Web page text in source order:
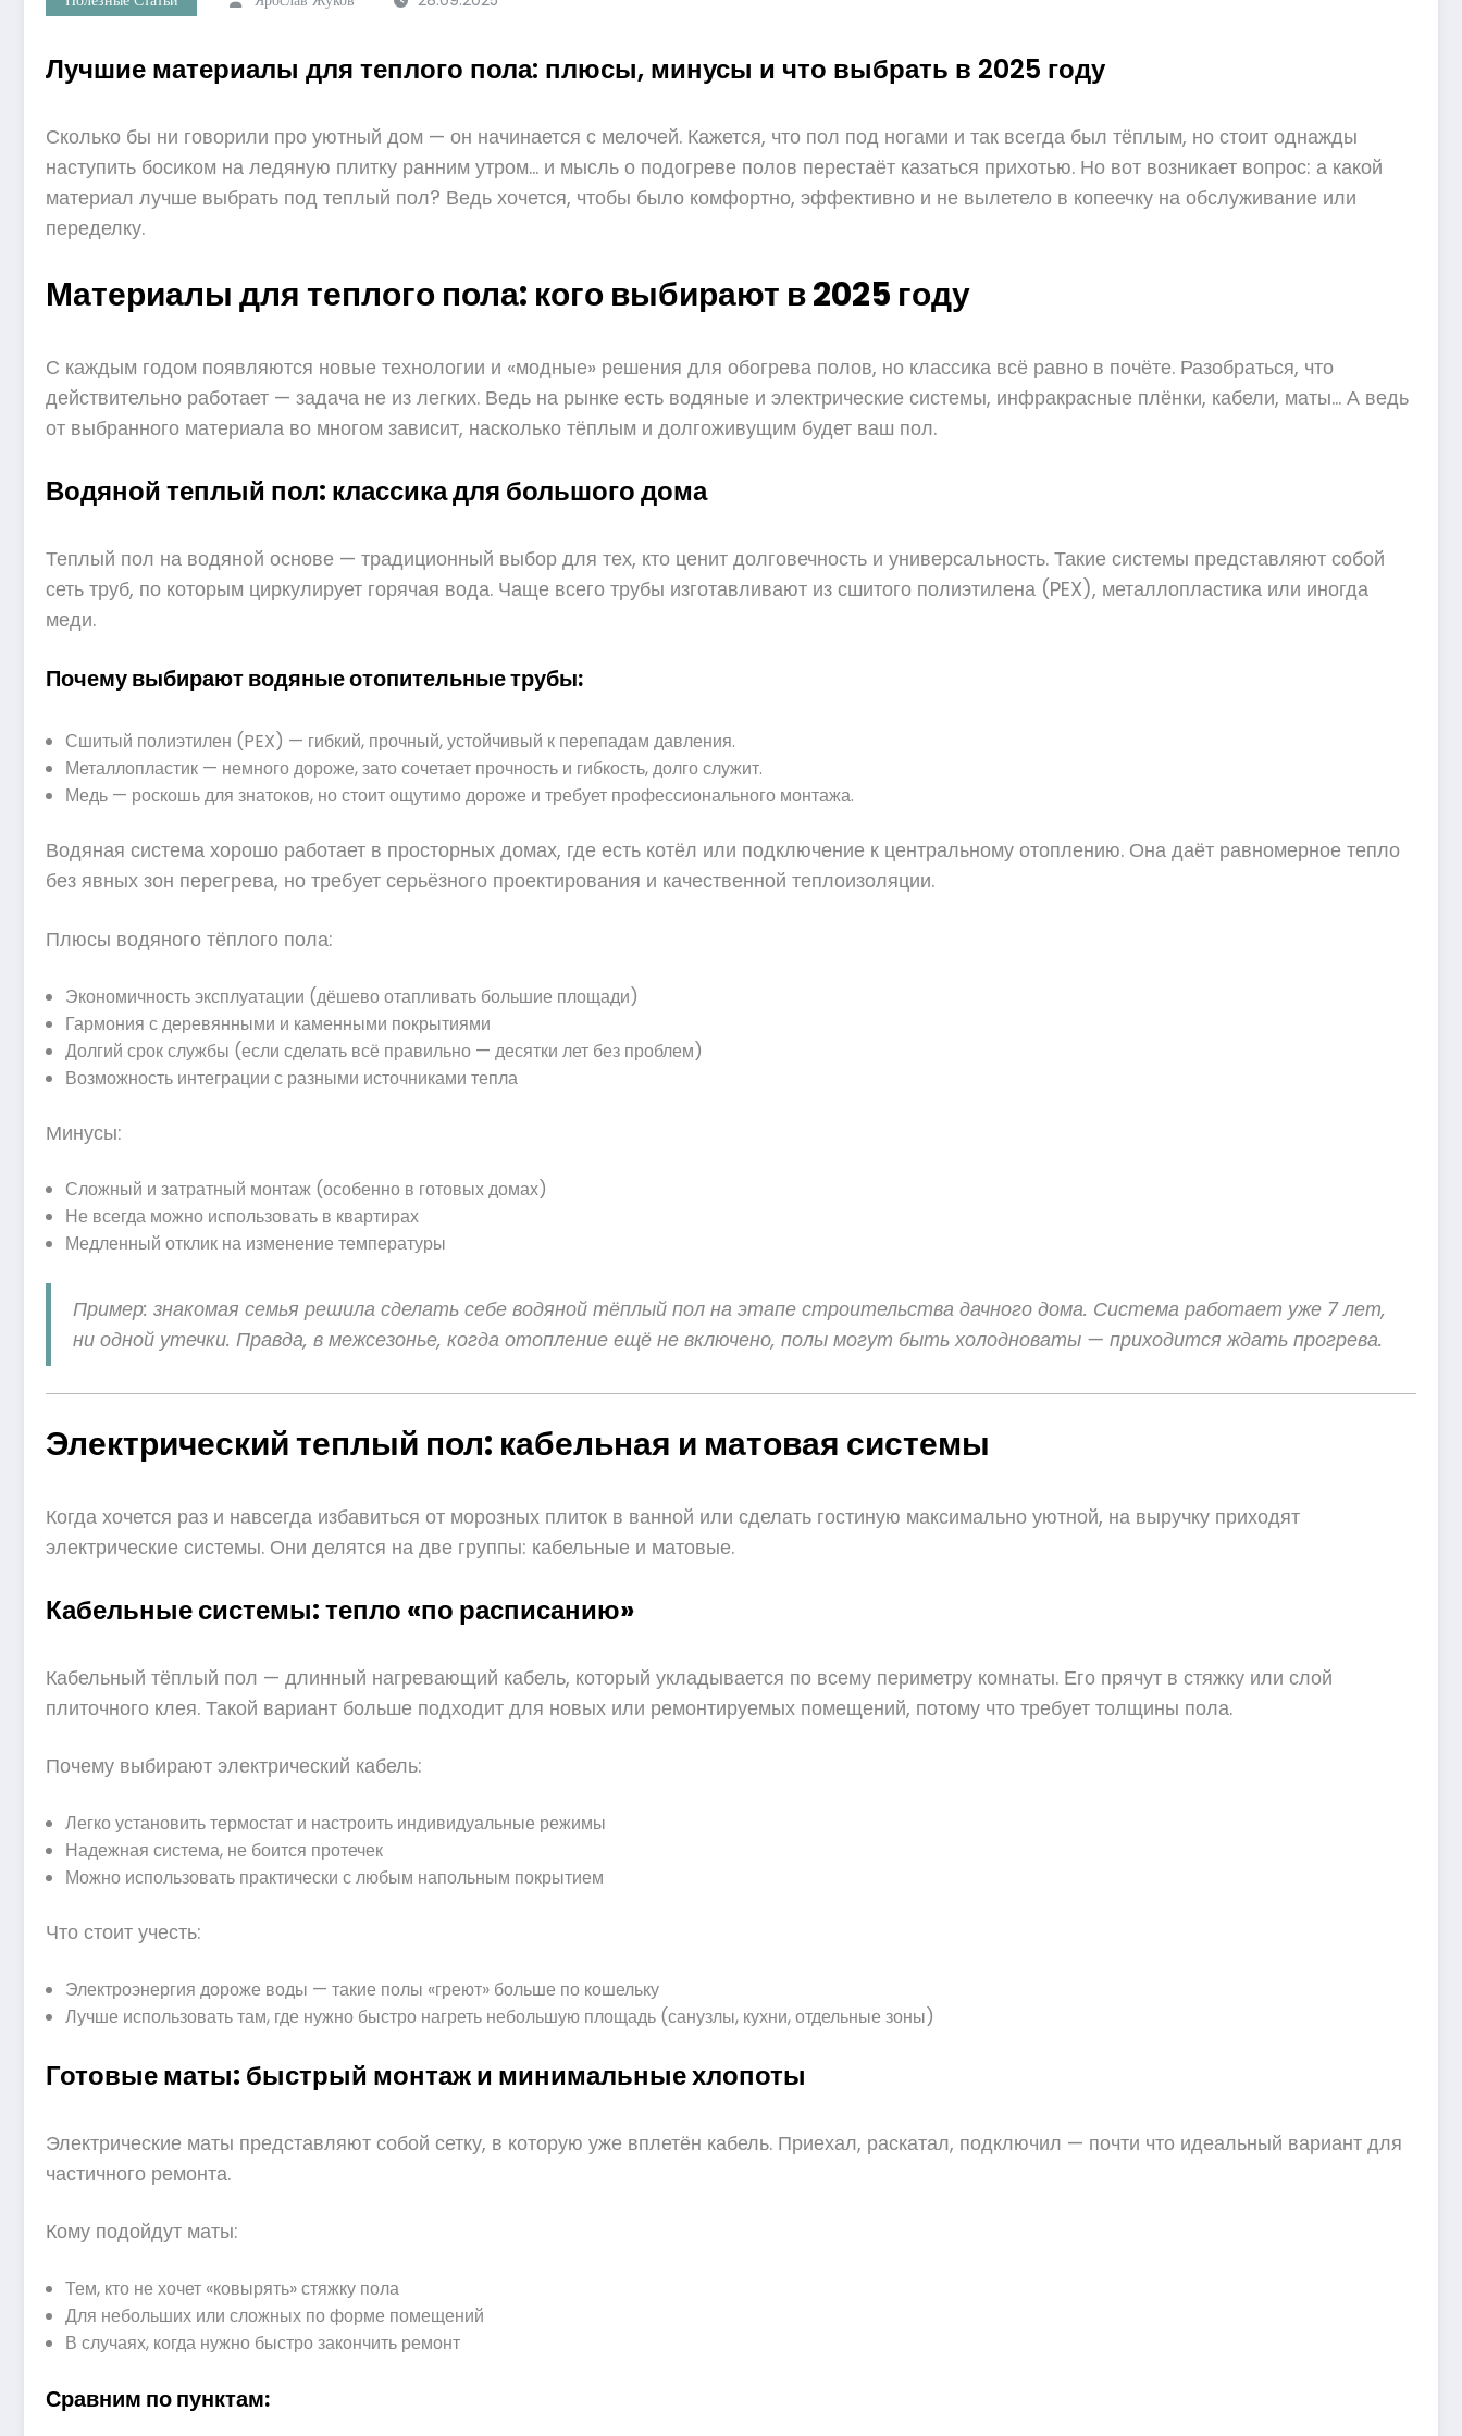
Лучшие материалы для теплого пола: плюсы, минусы и что выбрать в 2025 году
Сколько бы ни говорили про уютный дом — он начинается с мелочей. Кажется, что пол под ногами и так всегда был тёплым, но стоит однажды
наступить босиком на ледяную плитку ранним утром… и мысль о подогреве полов перестаёт казаться прихотью. Но вот возникает вопрос: а какой
материал лучше выбрать под теплый пол? Ведь хочется, чтобы было комфортно, эффективно и не вылетело в копеечку на обслуживание или
переделку.
Материалы для теплого пола: кого выбирают в 2025 году
С каждым годом появляются новые технологии и «модные» решения для обогрева полов, но классика всё равно в почёте. Разобраться, что
действительно работает — задача не из легких. Ведь на рынке есть водяные и электрические системы, инфракрасные плёнки, кабели, маты… А ведь
от выбранного материала во многом зависит, насколько тёплым и долгоживущим будет ваш пол.
Водяной теплый пол: классика для большого дома
Теплый пол на водяной основе — традиционный выбор для тех, кто ценит долговечность и универсальность. Такие системы представляют собой
сеть труб, по которым циркулирует горячая вода. Чаще всего трубы изготавливают из сшитого полиэтилена (PEX), металлопластика или иногда
меди.
Почему выбирают водяные отопительные трубы:
Сшитый полиэтилен (PEX) — гибкий, прочный, устойчивый к перепадам давления.
Металлопластик — немного дороже, зато сочетает прочность и гибкость, долго служит.
Медь — роскошь для знатоков, но стоит ощутимо дороже и требует профессионального монтажа.
Водяная система хорошо работает в просторных домах, где есть котёл или подключение к центральному отоплению. Она даёт равномерное тепло
без явных зон перегрева, но требует серьёзного проектирования и качественной теплоизоляции.
Плюсы водяного тёплого пола:
Экономичность эксплуатации (дёшево отапливать большие площади)
Гармония с деревянными и каменными покрытиями
Долгий срок службы (если сделать всё правильно — десятки лет без проблем)
Возможность интеграции с разными источниками тепла
Минусы:
Сложный и затратный монтаж (особенно в готовых домах)
Не всегда можно использовать в квартирах
Медленный отклик на изменение температуры
Пример: знакомая семья решила сделать себе водяной тёплый пол на этапе строительства дачного дома. Система работает уже 7 лет,
ни одной утечки. Правда, в межсезонье, когда отопление ещё не включено, полы могут быть холодноваты — приходится ждать прогрева.
Электрический теплый пол: кабельная и матовая системы
Когда хочется раз и навсегда избавиться от морозных плиток в ванной или сделать гостиную максимально уютной, на выручку приходят
электрические системы. Они делятся на две группы: кабельные и матовые.
Кабельные системы: тепло «по расписанию»
Кабельный тёплый пол — длинный нагревающий кабель, который укладывается по всему периметру комнаты. Его прячут в стяжку или слой
плиточного клея. Такой вариант больше подходит для новых или ремонтируемых помещений, потому что требует толщины пола.
Почему выбирают электрический кабель:
Легко установить термостат и настроить индивидуальные режимы
Надежная система, не боится протечек
Можно использовать практически с любым напольным покрытием
Что стоит учесть:
Электроэнергия дороже воды — такие полы «греют» больше по кошельку
Лучше использовать там, где нужно быстро нагреть небольшую площадь (санузлы, кухни, отдельные зоны)
Готовые маты: быстрый монтаж и минимальные хлопоты
Электрические маты представляют собой сетку, в которую уже вплетён кабель. Приехал, раскатал, подключил — почти что идеальный вариант для
частичного ремонта.
Кому подойдут маты:
Тем, кто не хочет «ковырять» стяжку пола
Для небольших или сложных по форме помещений
В случаях, когда нужно быстро закончить ремонт
Сравним по пунктам: